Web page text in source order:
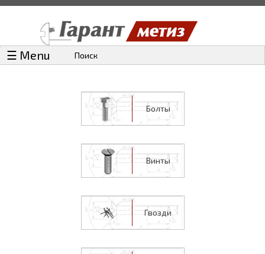
☰ Menu Поиск
Болты
Винты
Гвозди